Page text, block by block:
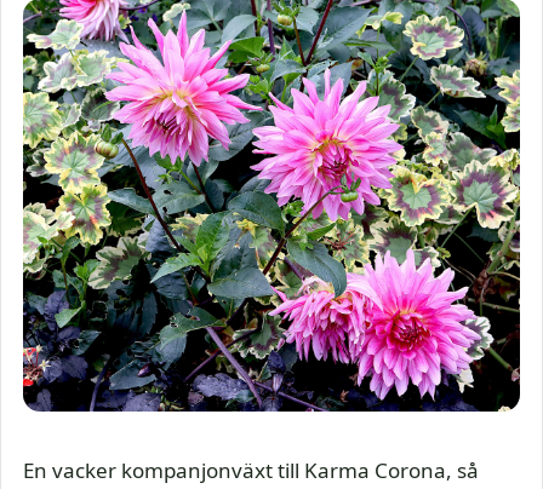
En vacker kompanjonväxt till Karma Corona, så